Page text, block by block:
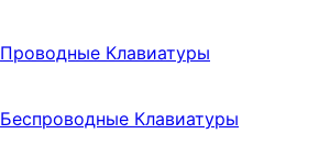
Проводные Клавиатуры
Беспроводные Клавиатуры